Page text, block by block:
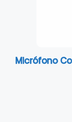
Micrófono